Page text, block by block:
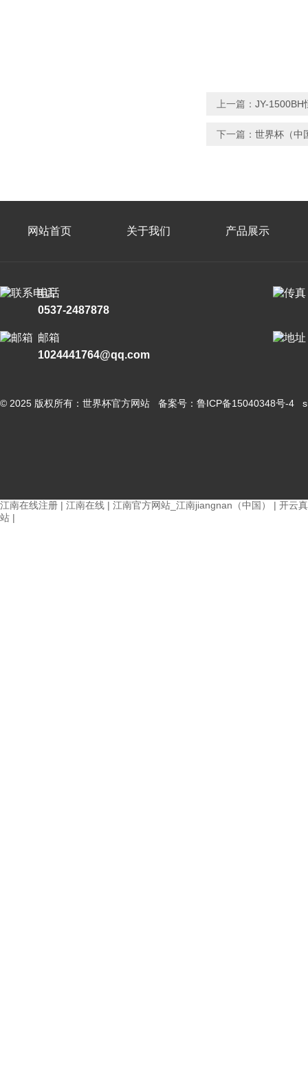
上一篇： JY-1500BH
下一篇： 世界杯（中
网站首页 关于我们 产品展示
电话
0537-2487878
邮箱
1024441764@qq.com
© 2025 版权所有：世界杯官方网站 备案号： 鲁ICP备15040348号-4
江南在线注册 | 江南在线 | 江南官方网站_江南jiangnan（中国） | 开云
站 |